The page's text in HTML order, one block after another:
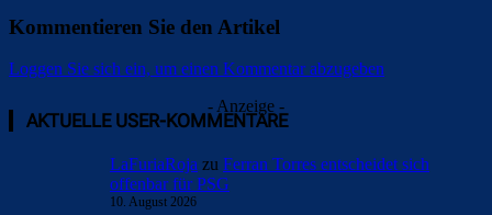
Kommentieren Sie den Artikel
Loggen Sie sich ein, um einen Kommentar abzugeben
- Anzeige -
AKTUELLE USER-KOMMENTARE
LaFuriaRoja zu Ferran Torres entscheidet sich
offenbar für PSG
10. August 2026